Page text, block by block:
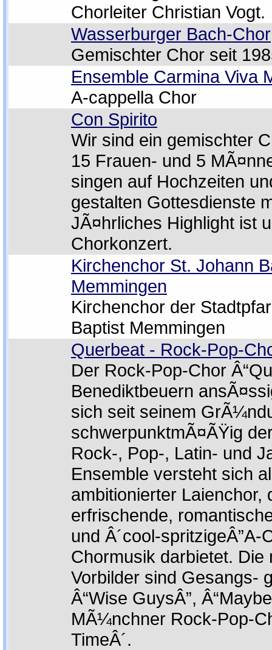
Chorleiter Christian Vogt.
Wasserburger Bach-Chor
Gemischter Chor seit
Ensemble Carmina Viva
A-cappella Chor
Con Spirito
Wir sind ein gemischter
15 Frauen- und 5
singen auf Hochzeiten
gestalten Gottesdienste
JÃ¤hrliches Highlight ist
Chorkonzert.
Kirchenchor St. Johann
Memmingen
Kirchenchor der
Baptist Memmingen
Querbeat - Rock-Pop-
Der Rock-Pop-Chor
Benediktbeuern
sich seit seinem
schwerpunktmÃ¤ÃŸig
Rock-, Pop-, Latin- und
Ensemble versteht sich
ambitionierter Laienchor,
erfrischende,
und Â´cool-spritzigeÂ”A-
Chormusik darbietet. Die
Vorbilder sind Gesangs-
Â“Wise GuysÂ”,
MÃ¼nchner Rock-Pop-
TimeÂ´.